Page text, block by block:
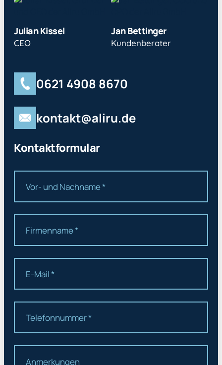
Julian Kissel
CEO
Jan Bettinger
Kundenberater
0621 4908 8670
kontakt@aliru.de
Kontaktformular